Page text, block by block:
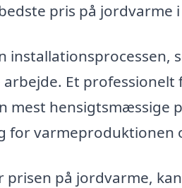
pris på jordvarme
Et
mest hensigtsmæssige
for varmeproduktionen
prisen på jordvarme,